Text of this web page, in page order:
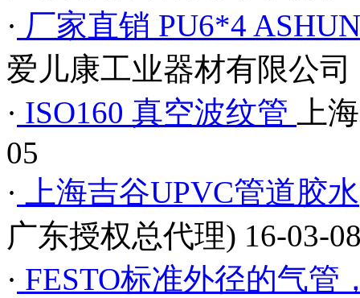
· 厂家直销 PU6*4
爱儿康工业器材有限公司
· ISO160 真空波纹管
上
05
· 上海吉谷UPVC管道胶水
广东授权总代理) 16-03-
· FESTO标准外径的气管